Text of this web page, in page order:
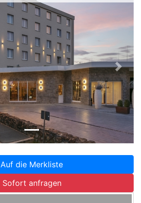
Auf die Merkliste
Sofort anfragen